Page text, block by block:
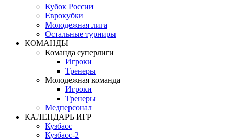
Кубок России
Еврокубки
Молодежная лига
Остальные турниры
КОМАНДЫ
Команда суперлиги
Игроки
Тренеры
Молодежная команда
Игроки
Тренеры
Медперсонал
КАЛЕНДАРЬ ИГР
Кузбасс
Кузбасс-2